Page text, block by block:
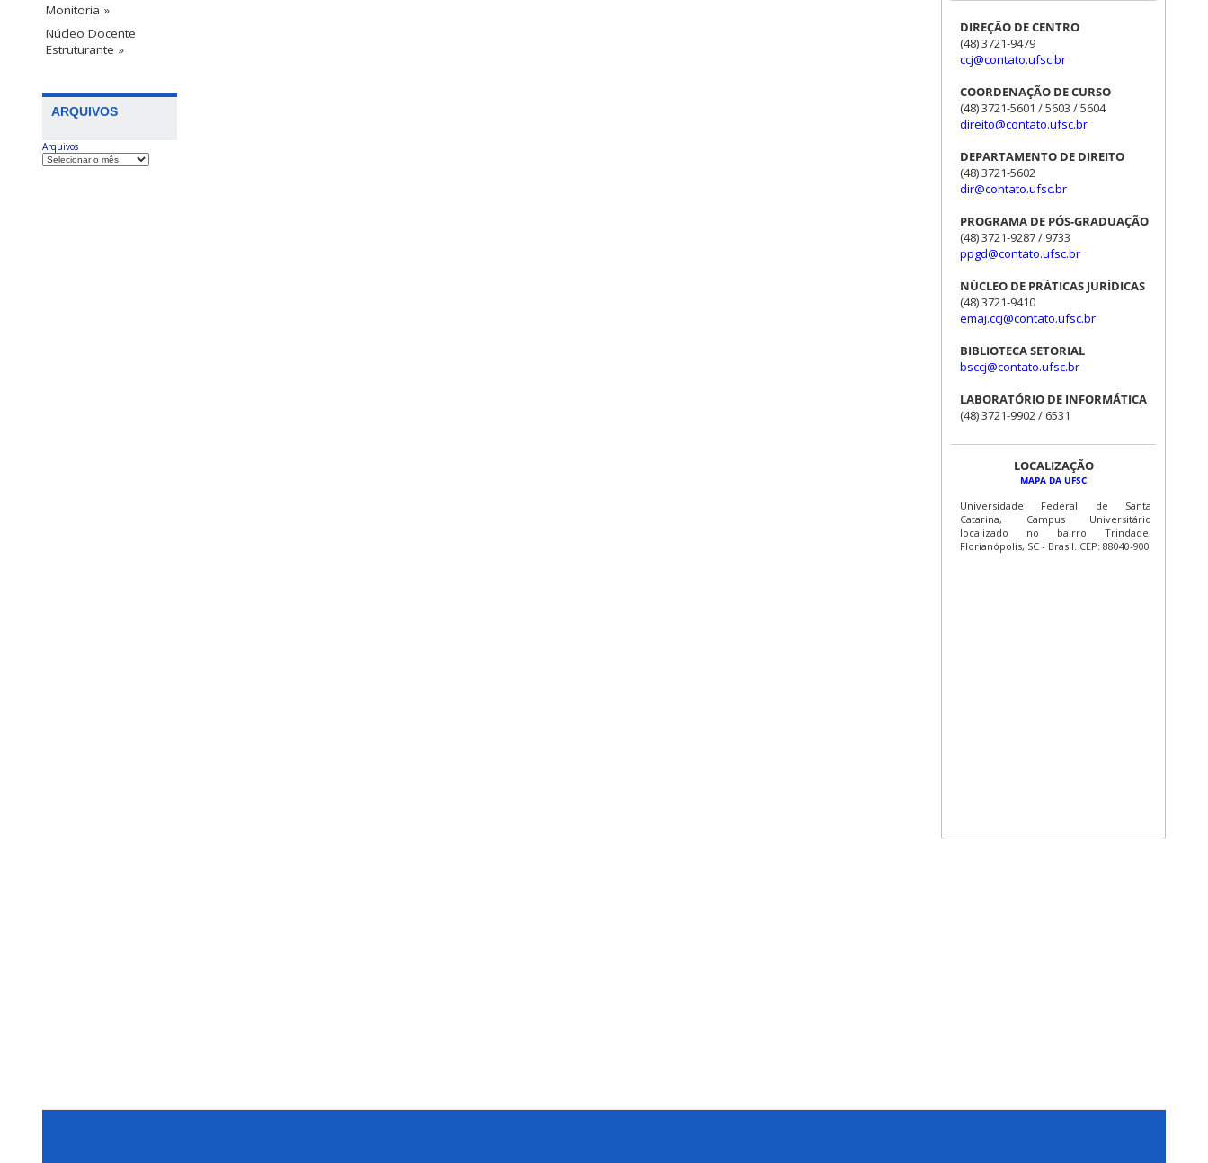
Monitoria »
Núcleo Docente
Estruturante »
ARQUIVOS
Arquivos
DIREÇÃO DE CENTRO
(48) 3721-9479
ccj@contato.ufsc.br
COORDENAÇÃO DE CURSO
(48) 3721-5601 / 5603 / 5604
direito@contato.ufsc.br
DEPARTAMENTO DE DIREITO
(48) 3721-5602
dir@contato.ufsc.br
PROGRAMA DE PÓS-GRADUAÇÃO
(48) 3721-9287 / 9733
ppgd@contato.ufsc.br
NÚCLEO DE PRÁTICAS JURÍDICAS
(48) 3721-9410
emaj.ccj@contato.ufsc.br
BIBLIOTECA SETORIAL
bsccj@contato.ufsc.br
LABORATÓRIO DE INFORMÁTICA
(48) 3721-9902 / 6531
LOCALIZAÇÃO
MAPA DA UFSC
Universidade Federal de Santa
Catarina, Campus Universitário
localizado no bairro Trindade,
Florianópolis, SC - Brasil. CEP: 88040-900